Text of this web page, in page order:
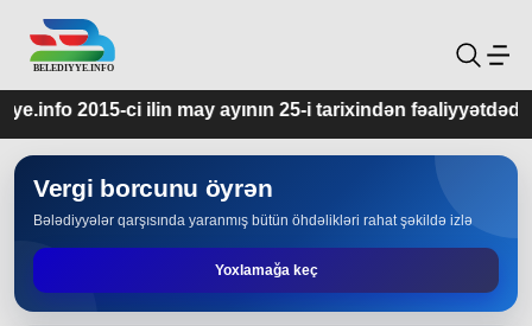
ayının 25-i tarixindən fəaliyyətdədir.
Vergi borcunu öyrən
Bələdiyyələr qarşısında yaranmış bütün öhdəlikləri rahat şəkildə izlə
Yoxlamağa keç